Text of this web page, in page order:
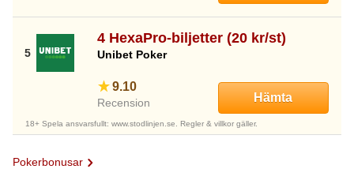
4 HexaPro-biljetter (20 kr/st)
Unibet Poker
9.10
Recension Hämta
18+ Spela ansvarsfullt: www.stodlinjen.se. Regler & villkor gäller.
Pokerbonusar